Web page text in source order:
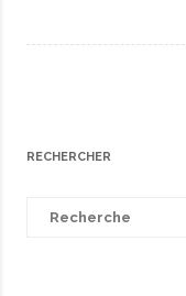
RECHERCHER